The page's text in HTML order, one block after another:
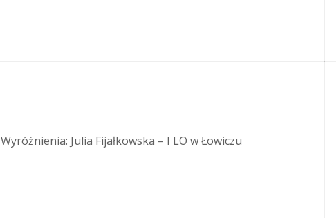
Wyróżnienia: Julia Fijałkowska – I LO w Łowiczu